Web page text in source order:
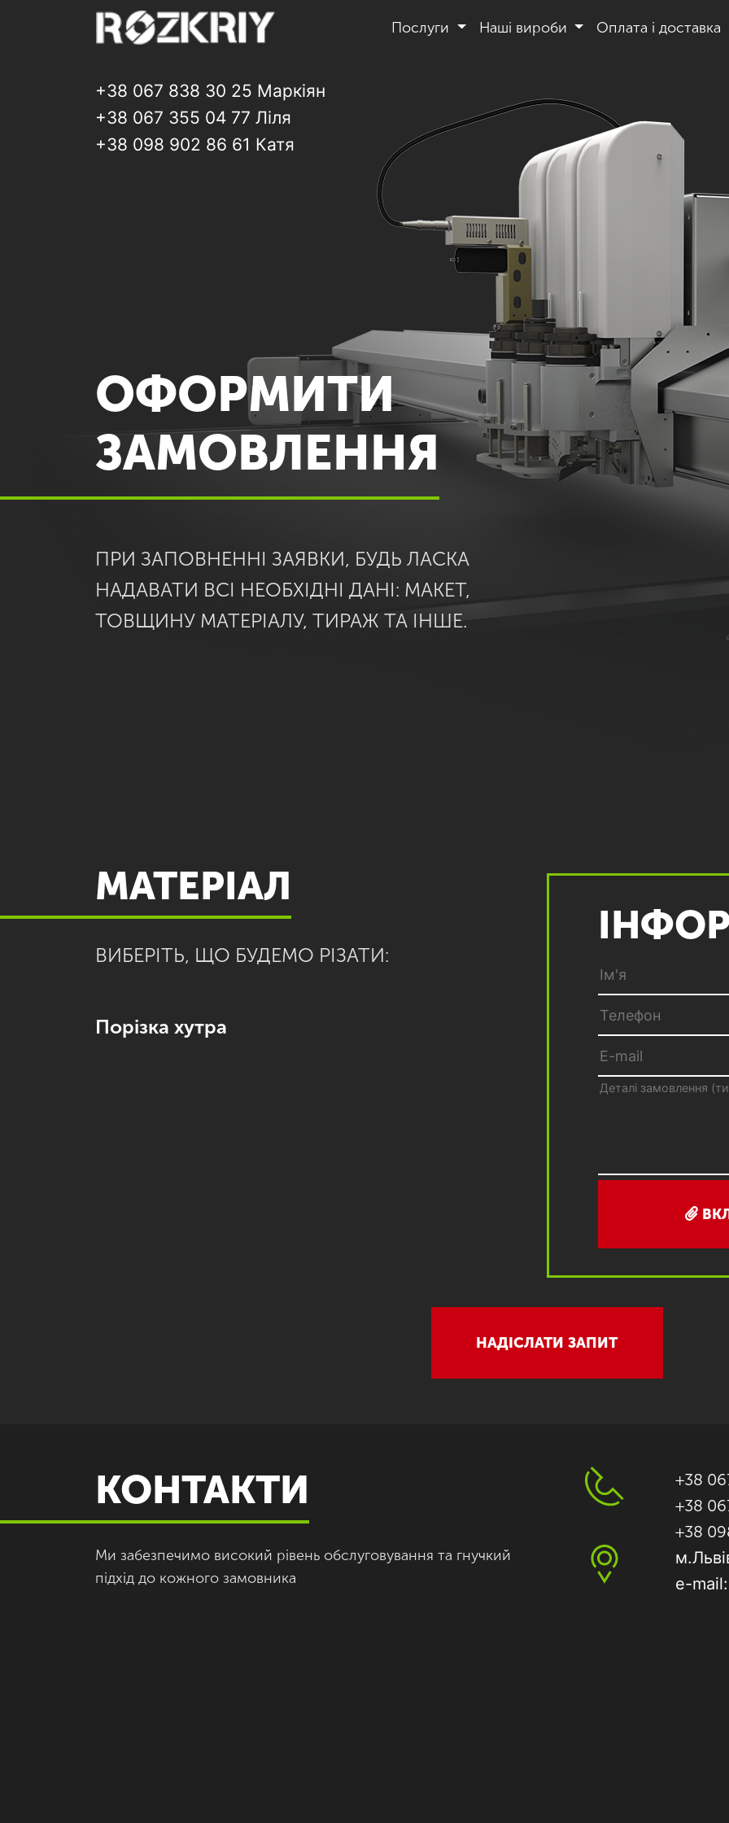
Послуги Наші вироби Оплата і доставка
+38 067 838 30 25 Маркіян
+38 067 355 04 77 Ліля
+38 098 902 86 61 Катя
ОФОРМИТИ
ЗАМОВЛЕННЯ
ПРИ ЗАПОВНЕННІ ЗАЯВКИ, БУДЬ ЛАСКА
НАДАВАТИ ВСІ НЕОБХІДНІ ДАНІ: МАКЕТ,
ТОВЩИНУ МАТЕРІАЛУ, ТИРАЖ ТА ІНШЕ.
МАТЕРІАЛ
ВИБЕРІТЬ, ЩО БУДЕМО РІЗАТИ:
Порізка хутра
НАДІСЛАТИ ЗАПИТ
КОНТАКТИ
Ми забезпечимо високий рівень обслуговування та гнучкий
підхід до кожного замовника
+38
+38
+38
e-